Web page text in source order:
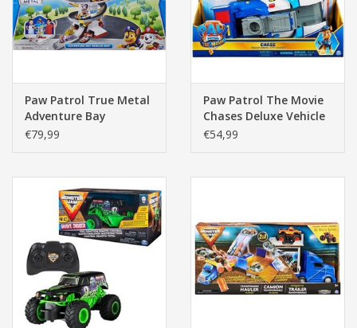
Pasen
Paw Patrol True Metal
Adventure Bay
Speedway
€79,99
Paw Patrol The Movie
Chases Deluxe Vehicle
€54,99